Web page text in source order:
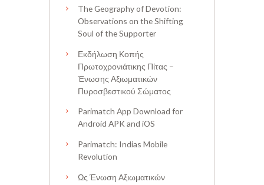
The Geography of Devotion:
Observations on the Shifting
Soul of the Supporter
Εκδήλωση Κοπής
Πρωτοχρονιάτικης Πίτας –
Ένωσης Αξιωματικών
Πυροσβεστικού Σώματος
Parimatch App Download for
Android APK and iOS
Parimatch: Indias Mobile
Revolution
Ως Ένωση Αξιωματικών